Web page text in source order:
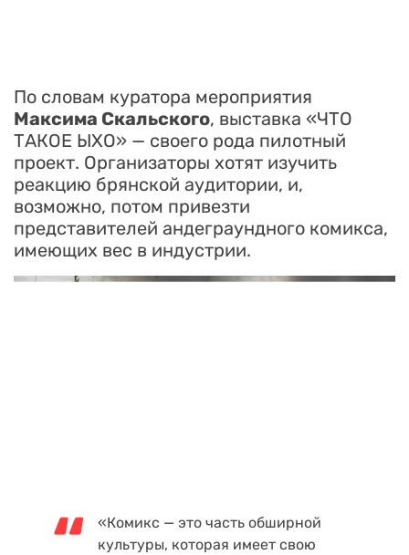
По словам куратора мероприятия
Максима Скальского, выставка «ЧТО
ТАКОЕ ЫХО» — своего рода пилотный
проект. Организаторы хотят изучить
реакцию брянской аудитории, и,
возможно, потом привезти
представителей андеграундного комикса,
имеющих вес в индустрии.
«Комикс — это часть обширной
культуры, которая имеет свою